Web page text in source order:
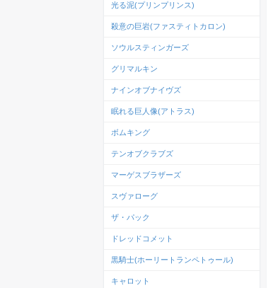
光る泥(プリンプリンス)
殺意の巨岩(ファスティトカロン)
ソウルスティンガーズ
グリマルキン
ナインオブナイヴズ
眠れる巨人像(アトラス)
ボムキング
テンオブクラブズ
マーゲスブラザーズ
スヴァローグ
ザ・パック
ドレッドコメット
黒騎士(ホーリートランペトゥール)
キャロット